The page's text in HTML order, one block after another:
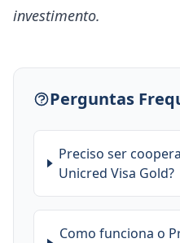
investimento.
Perguntas
Preciso ser
Unicred Visa Gold?
Como funciona o